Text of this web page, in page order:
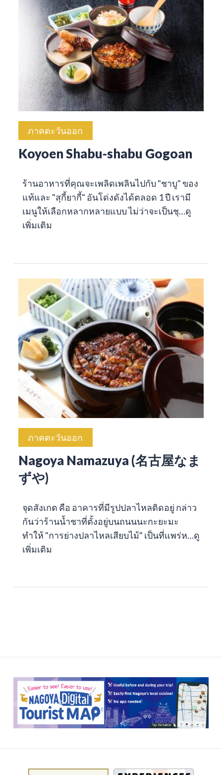
ภาคตะวันออก
Koyoen Shabu-shabu Gogoan
ร้านอาหารที่คุณจะเพลิดเพลินไปกับ "ชาบู" ของ
แท้และ "สุกี้ยากี้" อันโด่งดังได้ตลอด 1 ปี เรามี
เมนูให้เลือกหลากหลายแบบ ไม่ว่าจะเป็นชุ…ดู
เพิ่มเติม
ภาคตะวันออก
Nagoya Namazuya (名古屋なま
ずや)
จุดสังเกต คือ อาคารที่มีรูปปลาไหลติดอยู่ กล่าว
กันว่าร้านน้ำชาที่ตั้งอยู่บนถนนนะกะยะมะ
ทำให้ "การย่างปลาไหลเสียบไม้" เป็นที่แพร่ห…ดู
เพิ่มเติม